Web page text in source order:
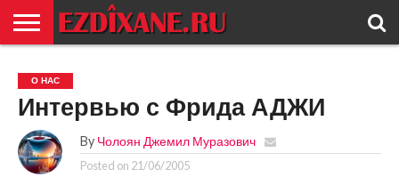
ЕЗИДИЗМ
НОВОСТИ
ИСТОРИЯ
КУЛЬТУРА
КОНТАКТ
О НАС
Интервью с Фрида АДЖИ
By Чолоян Джемил Муразович
Posted on 21/06/2005